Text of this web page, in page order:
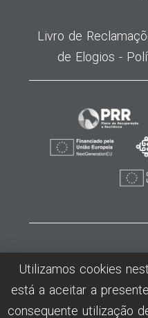
Livro de
de Elogios -
©2026 MODATEX - Centro de
Vestuário, Confecção e
Utilizamos cookies
está a aceitar a
consequente utilização